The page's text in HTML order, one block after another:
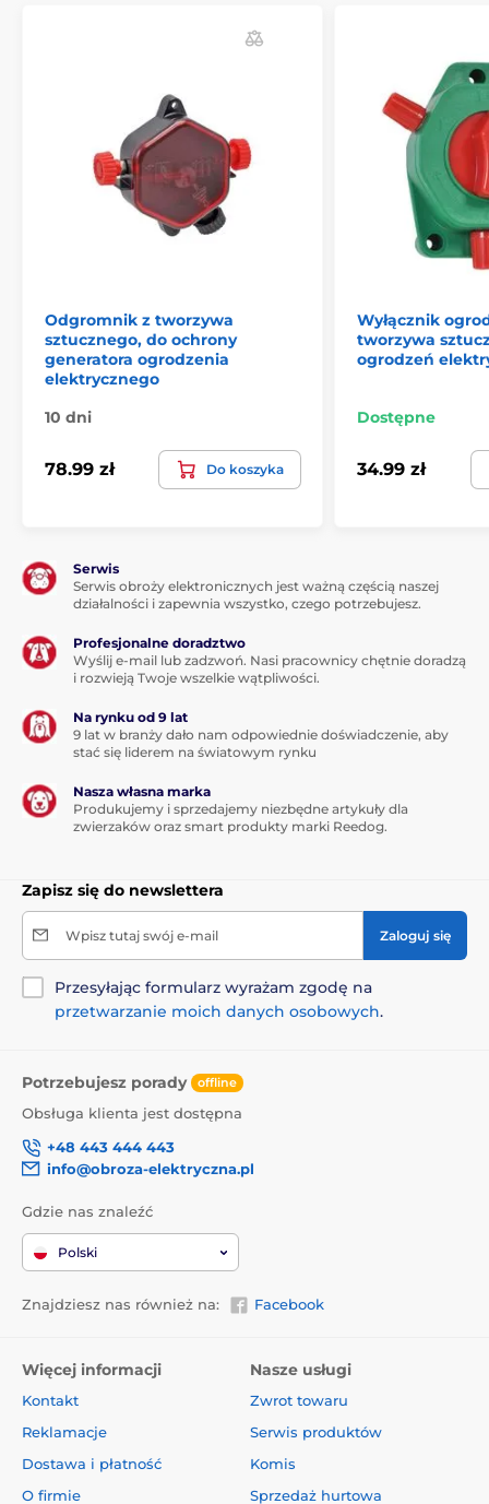
Akcesoria do ogrodzeń elektrycznych
Odgromnik z tworzywa
sztucznego, do ochrony
generatora ogrodzenia
elektrycznego
10 dni
78.99 zł Do koszyka
Wyłącznik
tworzywa
ogrodzeń
Dostępne
34.99 zł
Serwis
Serwis obroży elektronicznych jest ważną częścią naszej
działalności i zapewnia wszystko, czego potrzebujesz.
Profesjonalne doradztwo
Wyślij e-mail lub zadzwoń. Nasi pracownicy chętnie doradzą
i rozwieją Twoje wszelkie wątpliwości.
Na rynku od 9 lat
9 lat w branży dało nam odpowiednie doświadczenie, aby
stać się liderem na światowym rynku
Nasza własna marka
Produkujemy i sprzedajemy niezbędne artykuły dla
zwierzaków oraz smart produkty marki Reedog.
Zapisz się do newslettera
Wpisz tutaj swój e-mail Zaloguj się
Przesyłając formularz wyrażam zgodę na
przetwarzanie moich danych osobowych.
Potrzebujesz porady offline
Obsługa klienta jest dostępna
+48 443 444 443
info@obroza-elektryczna.pl
Gdzie nas znaleźć
Polski
Znajdziesz nas również na: Facebook
Więcej informacji
Kontakt
Reklamacje
Dostawa i płatność
O firmie
Nasze usługi
Zwrot towaru
Serwis produktów
Komis
Sprzedaż hurtowa